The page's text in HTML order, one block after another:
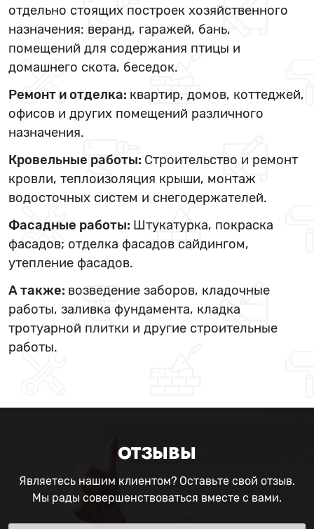
отдельно стоящих построек хозяйственного
назначения: веранд, гаражей, бань,
помещений для содержания птицы и
домашнего скота, беседок.
Ремонт и отделка: квартир, домов, коттеджей,
офисов и других помещений различного
назначения.
Кровельные работы: Строительство и ремонт
кровли, теплоизоляция крыши, монтаж
водосточных систем и снегодержателей.
Фасадные работы: Штукатурка, покраска
фасадов; отделка фасадов сайдингом,
утепление фасадов.
А также: возведение заборов, кладочные
работы, заливка фундамента, кладка
тротуарной плитки и другие строительные
работы.
ОТЗЫВЫ
Являетесь нашим клиентом? Оставьте свой отзыв.
Мы рады совершенствоваться вместе с вами.